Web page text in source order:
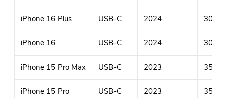
iPhone 16 Plus USB-C 2024 30W
iPhone 16 USB-C 2024 30W
iPhone 15 Pro Max USB-C 2023 35W
iPhone 15 Pro USB-C 2023 35W